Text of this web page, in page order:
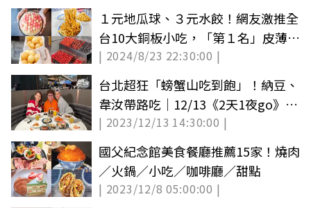
１元地瓜球、３元水餃！網友激推全
台10大銅板小吃，「第１名」皮薄餡
多爆排隊
| 2024/8/23 22:30:00 |
台北超狂「螃蟹山吃到飽」！納豆、
韋汝帶路吃｜12/13《2天1夜go》店
家資訊
| 2023/12/13 14:30:00 |
國父紀念館美食餐廳推薦15家！燒肉
／火鍋／小吃／咖啡廳／甜點
| 2023/12/8 05:00:00 |